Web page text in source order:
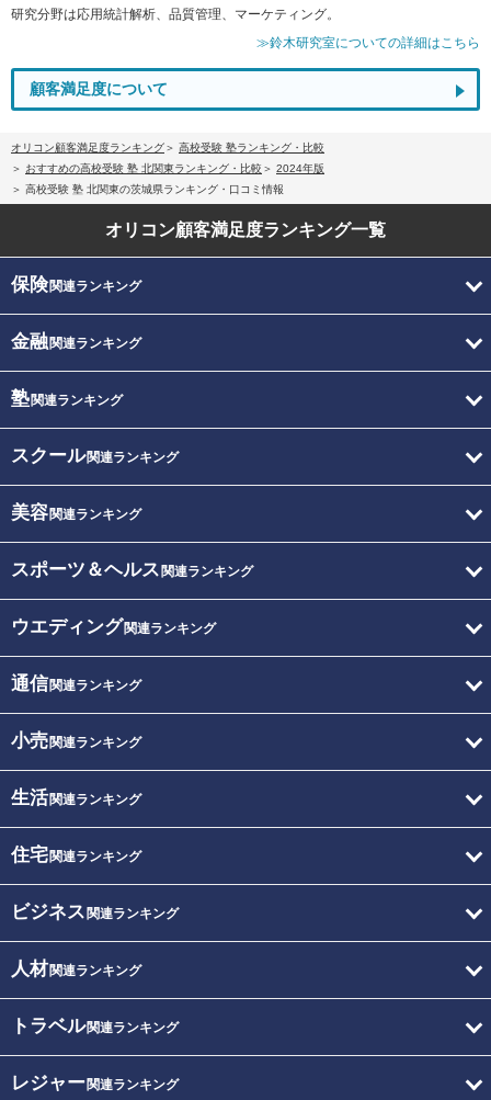
研究分野は応用統計解析、品質管理、マーケティング。
≫鈴木研究室についての詳細はこちら
顧客満足度について
オリコン顧客満足度ランキング
高校受験 塾ランキング・比較
おすすめの高校受験 塾 北関東ランキング・比較
2024年版
高校受験 塾 北関東の茨城県ランキング・口コミ情報
オリコン顧客満足度ランキング一覧
保険関連ランキング
金融関連ランキング
塾関連ランキング
スクール関連ランキング
美容関連ランキング
スポーツ＆ヘルス 関連ランキング
ウエディング関連ランキング
通信関連ランキング
小売関連ランキング
生活関連ランキング
住宅関連ランキング
ビジネス 関連ランキング
人材関連ランキング
トラベル関連ランキング
レジャー関連ランキング